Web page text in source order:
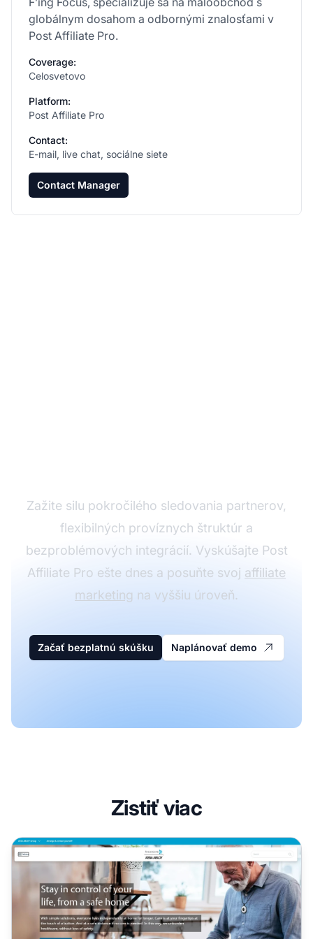
globálnym dosahom a odbornými znalosťami v
Post Affiliate Pro.
Coverage:
Celosvetovo
Platform:
Post Affiliate Pro
Contact:
E-mail, live chat, sociálne siete
Contact Manager
Zažite silu pokročilého sledovania partnerov,
flexibilných províznych štruktúr a
bezproblémových integrácií. Vyskúšajte Post
Affiliate Pro ešte dnes a posuňte svoj affiliate
marketing na vyššiu úroveň.
Začať bezplatnú skúšku Naplánovať demo
Zistiť viac
Partnerský program FocusCura